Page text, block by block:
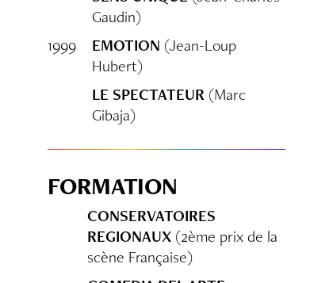
Gaudin)
1999
EMOTION (Jean-Loup
Hubert)
LE SPECTATEUR (Marc
Gibaja)
FORMATION
CONSERVATOIRES
REGIONAUX (2ème prix de la
scène Française)